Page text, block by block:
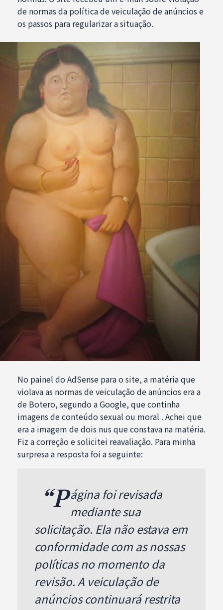
de normas da política de veiculação de anúncios e
os passos para regularizar a situação.
No painel do AdSense para o site, a matéria que
violava as normas de veiculação de anúncios era a
de Botero, segundo a Google, que continha
imagens de conteúdo sexual ou moral . Achei que
era a imagem de dois nus que constava na matéria.
Fiz a correção e solicitei reavaliação. Para minha
surpresa a resposta foi a seguinte:
“página foi revisada
mediante sua
solicitação. Ela não estava em
conformidade com as nossas
políticas no momento da
revisão. A veiculação de
anúncios continuará restrita